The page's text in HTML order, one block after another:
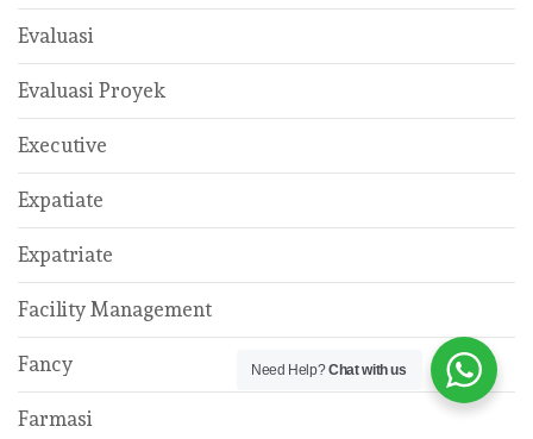
Evaluasi
Evaluasi Proyek
Executive
Expatiate
Expatriate
Facility Management
Fancy
Farmasi
Need Help?Chat with us